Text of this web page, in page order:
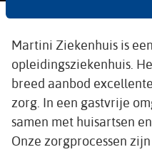
Martini Ziekenhuis is
opleidingsziekenhuis.
breed aanbod
zorg. In een gastvrije
samen met huisartsen
Onze zorgprocessen